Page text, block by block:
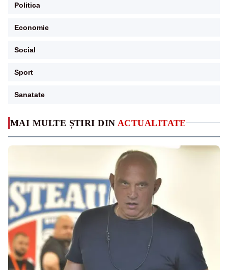
MAI MULTE ȘTIRI DIN ACTUALITATE
Politica
Economie
Social
Sport
Sanatate